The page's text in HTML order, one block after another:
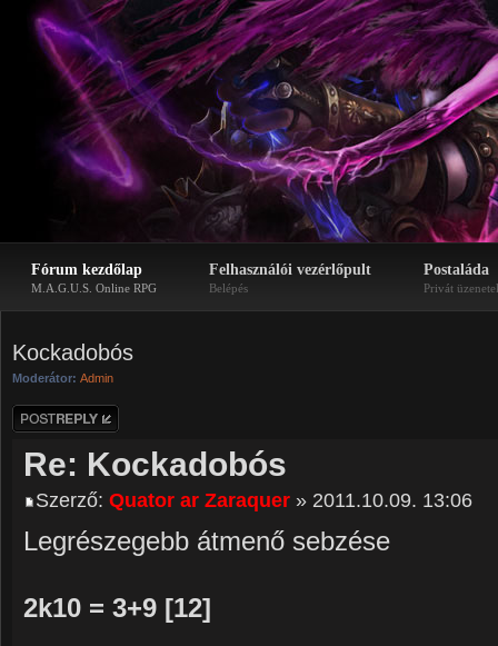
Fórum kezdőlap
M.A.G.U.S. Online RPG
Felhasználói vezérlőpult
Belépés
Postaláda
Privát
Kockadobós
Moderátor: Admin
Hozzászólás
küldése
Re: Kockadobós
Szerző: Quator ar Zaraquer » 2011.10.09. 13:06
Legrészegebb átmenő sebzése
2k10 = 3+9 [12]